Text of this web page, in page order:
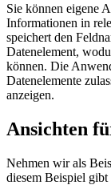
Sie können eigene
Informationen in
speichert den
Datenelement,
können. Die
Datenelemente
anzeigen.
Ansichten
Nehmen wir als
diesem Beispiel gibt